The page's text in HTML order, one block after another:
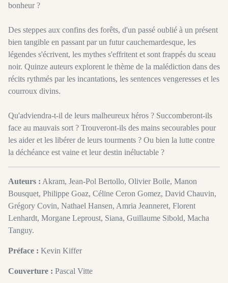
bonheur ?
Des steppes aux confins des forêts, d'un passé oublié à un présent
bien tangible en passant par un futur cauchemardesque, les
légendes s'écrivent, les mythes s'effritent et sont frappés du sceau
noir. Quinze auteurs explorent le thème de la malédiction dans des
récits rythmés par les incantations, les sentences vengeresses et les
courroux divins.
Qu'adviendra-t-il de leurs malheureux héros ? Succomberont-ils
face au mauvais sort ? Trouveront-ils des mains secourables pour
les aider et les libérer de leurs tourments ? Ou bien la lutte contre
la déchéance est vaine et leur destin inéluctable ?
Auteurs : Akram, Jean-Pol Bertollo, Olivier Boile, Manon
Bousquet, Philippe Goaz, Céline Ceron Gomez, David Chauvin,
Grégory Covin, Nathael Hansen, Amria Jeanneret, Florent
Lenhardt, Morgane Leproust, Siana, Guillaume Sibold, Macha
Tanguy.
Préface : Kevin Kiffer
Couverture : Pascal Vitte